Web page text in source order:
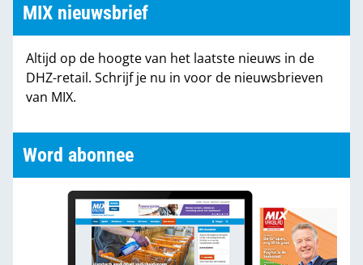
Partners
MIX nieuwsbrief
Altijd op de hoogte van het laatste nieuws in de
DHZ-retail. Schrijf je nu in voor de nieuwsbrieven
van MIX.
Word abonnee